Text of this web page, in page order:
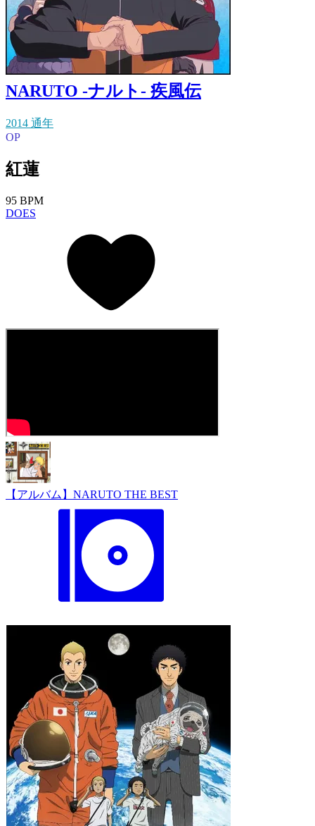
NARUTO -ナルト- 疾風伝
2014 通年
OP
紅蓮
95 BPM
DOES
【アルバム】NARUTO THE BEST